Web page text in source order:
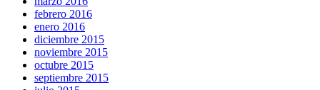
febrero 2016
enero 2016
diciembre 2015
noviembre 2015
octubre 2015
septiembre 2015